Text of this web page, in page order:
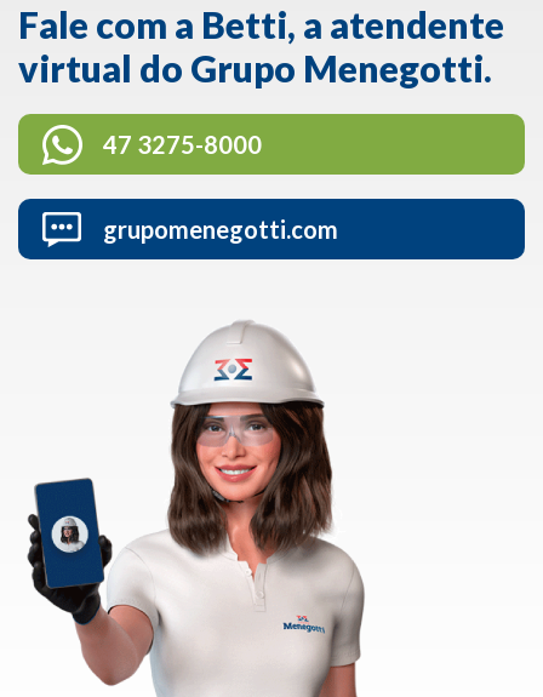
Fale com a Betti, a atendente
virtual do Grupo Menegotti.
47 3275-8000
grupomenegotti.com